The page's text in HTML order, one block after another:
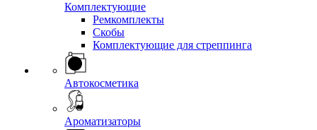
Комплектующие
Ремкомплекты
Скобы
Комплектующие для стреппинга
Автокосметика
Ароматизаторы